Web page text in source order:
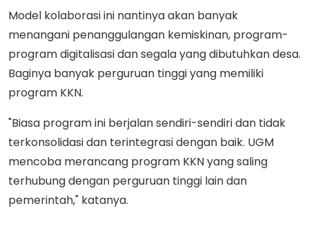
Model kolaborasi ini nantinya akan banyak
menangani penanggulangan kemiskinan, program-
program digitalisasi dan segala yang dibutuhkan desa.
Baginya banyak perguruan tinggi yang memiliki
program KKN.
"Biasa program ini berjalan sendiri-sendiri dan tidak
terkonsolidasi dan terintegrasi dengan baik. UGM
mencoba merancang program KKN yang saling
terhubung dengan perguruan tinggi lain dan
pemerintah," katanya.